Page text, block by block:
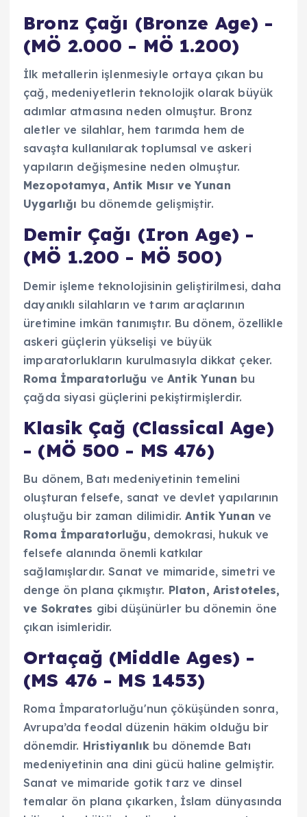
Bronz Çağı (Bronze Age) -
(MÖ 2.000 - MÖ 1.200)
İlk metallerin işlenmesiyle ortaya çıkan bu
çağ, medeniyetlerin teknolojik olarak büyük
adımlar atmasına neden olmuştur. Bronz
aletler ve silahlar, hem tarımda hem de
savaşta kullanılarak toplumsal ve askeri
yapıların değişmesine neden olmuştur.
Mezopotamya, Antik Mısır ve Yunan
Uygarlığı bu dönemde gelişmiştir.
Demir Çağı (Iron Age) -
(MÖ 1.200 - MÖ 500)
Demir işleme teknolojisinin geliştirilmesi, daha
dayanıklı silahların ve tarım araçlarının
üretimine imkân tanımıştır. Bu dönem, özellikle
askeri güçlerin yükselişi ve büyük
imparatorlukların kurulmasıyla dikkat çeker.
Roma İmparatorluğu veAntik Yunan bu
çağda siyasi güçlerini pekiştirmişlerdir.
Klasik Çağ (Classical Age)
- (MÖ 500 - MS 476)
Bu dönem, Batı medeniyetinin temelini
oluşturan felsefe, sanat ve devlet yapılarının
oluştuğu bir zaman dilimidir.Antik Yunan ve
Roma İmparatorluğu, demokrasi, hukuk ve
felsefe alanında önemli katkılar
sağlamışlardır. Sanat ve mimaride, simetri ve
denge ön plana çıkmıştır. Platon, Aristoteles,
ve Sokrates gibi düşünürler bu dönemin öne
çıkan isimleridir.
Ortaçağ (Middle Ages) -
(MS 476 - MS 1453)
Roma İmparatorluğu'nun çöküşünden sonra,
Avrupa’da feodal düzenin hâkim olduğu bir
dönemdir. Hristiyanlık bu dönemde Batı
medeniyetinin ana dini gücü haline gelmiştir.
Sanat ve mimaride gotik tarz ve dinsel
temalar ön plana çıkarken, İslam dünyasında